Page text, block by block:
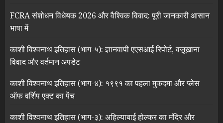
FCRA संशोधन विधेयक 2026 और वैश्विक विवाद: पूरी जानकारी आसान
भाषा में
काशी विश्वनाथ इतिहास (भाग-५): ज्ञानवापी एएसआई रिपोर्ट, वज़ूखाना
विवाद और वर्तमान अपडेट
काशी विश्वनाथ इतिहास (भाग-४): १९९१ का पहला मुकदमा और प्लेस
ऑफ वर्शिप एक्ट का पेंच
काशी विश्वनाथ इतिहास (भाग-३): अहिल्याबाई होल्कर का मंदिर और